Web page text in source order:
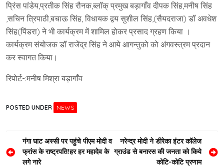
प्रिंस पांडेय,प्रतीक सिंह रौनक,ब्लॉक् प्रमुख बड़ागाँव दीपक सिंह,मनीष सिंह
,सचिन त्रिपाठी,बचाऊ सिंह, विधायक द्वय सुशील सिंह,(सैयदराजा) डॉ अवधेश
सिंह(पिंडरा) ने भी कार्यक्रम में शामिल होकर प्रसाद ग्रहण किया ।
कार्यक्रम संयोजक डॉ राजेंद्र सिंह ने आये आगन्तुको को अंगवस्त्रम प्रदान
कर स्वागत किया।
रिपोर्ट-:मनीष मिश्रा बड़ागाँव
POSTED UNDER NEWS
Post
navigation
गंगा घाट अस्सी पर पहुंचे पीएम मोदी व
फ्रांस के राष्ट्रपति!हर हर महादेव के
लगे नारे
नरेन्‍द्र मोदी ने डीरेका इंटर कॉलेज
ग्राउंड से बनारस की जनता को किये
कोटि-कोटि प्रणाम